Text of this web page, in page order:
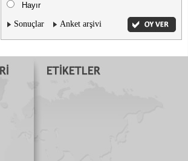
Hayır
Sonuçlar Anket arşivi